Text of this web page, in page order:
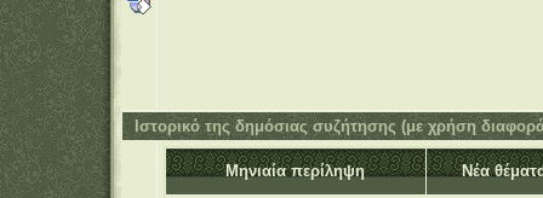
Ιστορικό της δημόσιας συζήτησης (με χρήση
Μηνιαία περίληψη Νέα